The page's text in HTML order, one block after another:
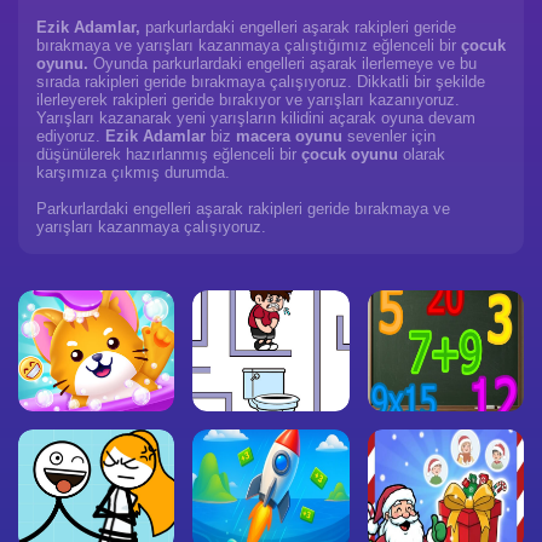
Ezik Adamlar, parkurlardaki engelleri aşarak rakipleri geride
bırakmaya ve yarışları kazanmaya çalıştığımız eğlenceli bir çocuk
oyunu. Oyunda parkurlardaki engelleri aşarak ilerlemeye ve bu
sırada rakipleri geride bırakmaya çalışıyoruz. Dikkatli bir şekilde
ilerleyerek rakipleri geride bırakıyor ve yarışları kazanıyoruz.
Yarışları kazanarak yeni yarışların kilidini açarak oyuna devam
ediyoruz. Ezik Adamlar biz macera oyunu sevenler için
düşünülerek hazırlanmış eğlenceli bir çocuk oyunu olarak
karşımıza çıkmış durumda.
Parkurlardaki engelleri aşarak rakipleri geride bırakmaya ve
yarışları kazanmaya çalışıyoruz.